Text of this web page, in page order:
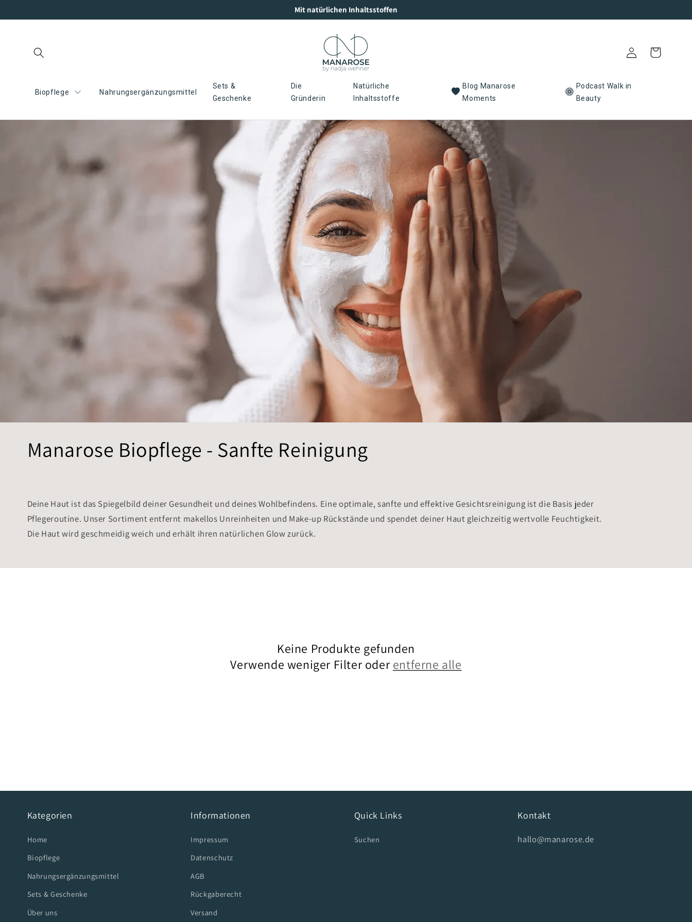
Inhalt
Biopflege Nahrungsergänzungsmittel
Sets &
Geschenke
Die
Gründerin
Natürliche
Inhaltsstoffe
Blog Manarose
Moments
Podcast Walk in
Beauty
EinloggenWarenkorb
K
t
e
Manarose Biopflege - Sanfte Reinigung
Deine Haut ist das Spiegelbild deiner Gesundheit und deines Wohlbefindens. Eine optimale, sanfte und effektive Gesichtsreinigung ist die Basis jeder
Pflegeroutine. Unser Sortiment entfernt makellos Unreinheiten und Make-up Rückstände und spendet deiner Haut gleichzeitig wertvolle Feuchtigkeit.
Die Haut wird geschmeidig weich und erhält ihren natürlichen Glow zurück.
Keine Produkte gefunden
Verwende weniger Filter oderentferne alle
Kategorien
Home
Biopflege
Nahrungsergänzungsmittel
Sets & Geschenke
Über uns
Informationen
Impressum
Datenschutz
AGB
Rückgaberecht
Versand
Quick Links
Suchen
Kontakt
hallo@manarose.de